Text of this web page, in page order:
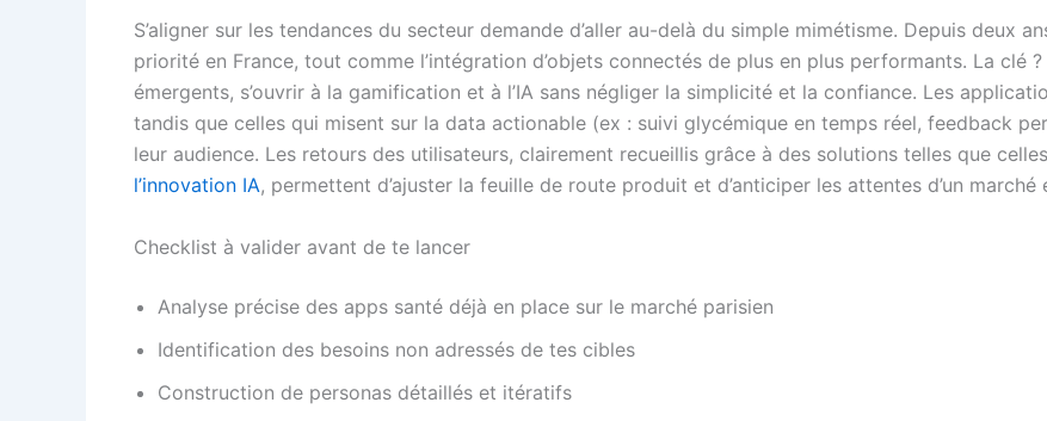
S’aligner sur les tendances du secteur demande d’aller au-delà du simple mimétisme. Depuis deux
priorité en France, tout comme l’intégration d’objets connectés de plus en plus performants. La clé
émergents, s’ouvrir à la gamification et à l’IA sans négliger la simplicité et la confiance. Les
tandis que celles qui misent sur la data actionable (ex : suivi glycémique en temps réel, feedback
leur audience. Les retours des utilisateurs, clairement recueillis grâce à des solutions telles que
l’innovation IA, permettent d’ajuster la feuille de route produit et d’anticiper les attentes d’un marché
Checklist à valider avant de te lancer
Analyse précise des apps santé déjà en place sur le marché parisien
Identification des besoins non adressés de tes cibles
Construction de personas détaillés et itératifs